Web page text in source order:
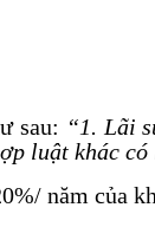
sau: “1. Lãi
luật khác
năm của